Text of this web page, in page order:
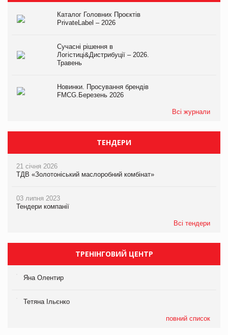
Каталог Головних Проєктів
PrivateLabel – 2026
Сучасні рішення в
Логістиці&Дистрибуції – 2026.
Травень
Новинки. Просування брендів
FMCG.Березень 2026
Всі журнали
ТЕНДЕРИ
21 січня 2026
ТДВ «Золотоніський маслоробний комбінат»
03 липня 2023
Тендери компанії
Всі тендери
ТРЕНІНГОВИЙ ЦЕНТР
Яна Олентир
Тетяна Ільєнко
повний список